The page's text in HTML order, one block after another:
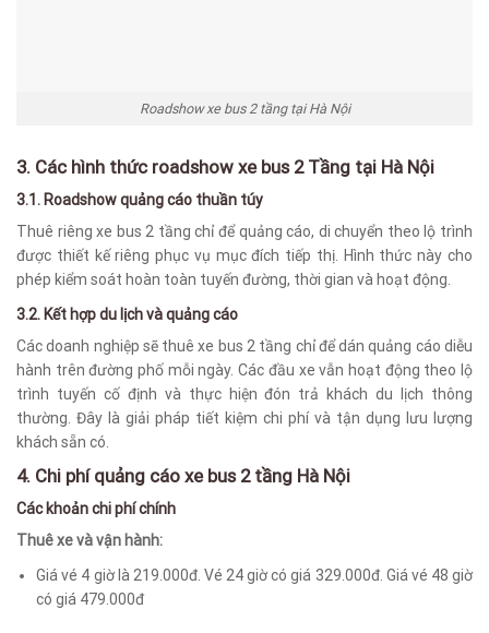
Roadshow xe bus 2 tầng tại Hà Nội
3. Các hình thức roadshow xe bus 2 Tầng tại Hà Nội
3.1. Roadshow quảng cáo thuần túy
Thuê riêng xe bus 2 tầng chỉ để quảng cáo, di chuyển theo lộ trình
được thiết kế riêng phục vụ mục đích tiếp thị. Hình thức này cho
phép kiểm soát hoàn toàn tuyến đường, thời gian và hoạt động.
3.2. Kết hợp du lịch và quảng cáo
Các doanh nghiệp sẽ thuê xe bus 2 tầng chỉ để dán quảng cáo diễu
hành trên đường phố mỗi ngày. Các đầu xe vẫn hoạt động theo lộ
trình tuyến cố định và thực hiện đón trả khách du lịch thông
thường. Đây là giải pháp tiết kiệm chi phí và tận dụng lưu lượng
khách sẵn có.
4. Chi phí quảng cáo xe bus 2 tầng Hà Nội
Các khoản chi phí chính
Thuê xe và vận hành:
Giá vé 4 giờ là 219.000đ. Vé 24 giờ có giá 329.000đ. Giá vé 48 giờ
có giá 479.000đ